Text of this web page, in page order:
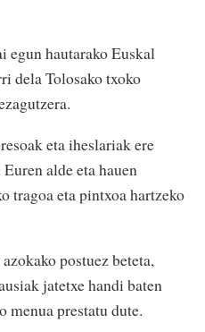
egun hautarako Euskal
dela Tolosako txoko
eta iheslariak ere
alde eta hauen
tragoa eta pintxoa hartzeko
postuez beteta,
jatetxe handi baten
menua prestatu dute.